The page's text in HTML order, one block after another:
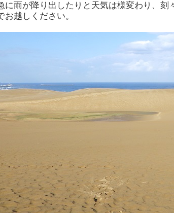
に雨が降り出したりと天気は様変わり、
お越しください。